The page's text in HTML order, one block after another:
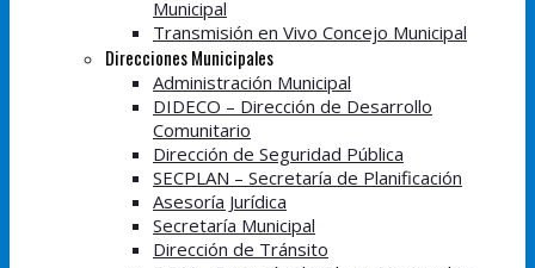
Municipal
Transmisión en Vivo Concejo Municipal
Direcciones Municipales
Administración Municipal
DIDECO – Dirección de Desarrollo
Comunitario
Dirección de Seguridad Pública
SECPLAN – Secretaría de Planificación
Asesoría Jurídica
Secretaría Municipal
Dirección de Tránsito